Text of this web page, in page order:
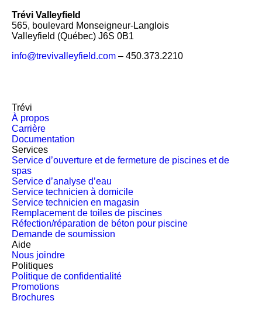
Trévi Valleyfield
565, boulevard Monseigneur-Langlois
Valleyfield (Québec) J6S 0B1
info@trevivalleyfield.com – 450.373.2210
Trévi
À propos
Carrière
Documentation
Services
Service d’ouverture et de fermeture de piscines et de
spas
Service d’analyse d’eau
Service technicien à domicile
Service technicien en magasin
Remplacement de toiles de piscines
Réfection/réparation de béton pour piscine
Demande de soumission
Aide
Nous joindre
Politiques
Politique de confidentialité
Promotions
Brochures